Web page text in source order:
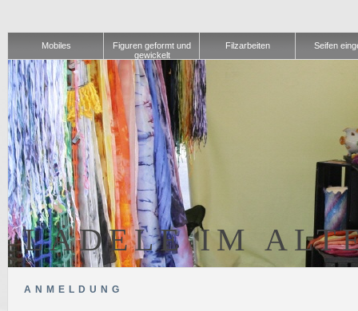
Mobiles
Figuren geformt und
gewickelt
Filzarbeiten Seifen
LÄDELE IM
ANMELDUNG